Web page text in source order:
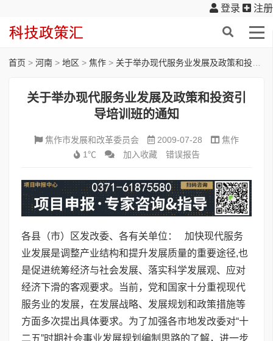
登录 注册
首页 > 河南 > 地区 > 焦作 > 关于举办现代服务业发展及政策和投资引导培训班的通知
关于举办现代服务业发展及政策和投资引
导培训班的通知
焦作市发展和改革委员会 2009-07-28
焦作
1℃
加入收藏 错误报告
各县（市）区发改委、各有关单位： 加快现代服务
业发展是调整产业结构和提升发展质量的重要途径,也
是促进统筹经济与社会发展、落实科学发展观、应对
经济下滑的客观要求。当前，党和国家十分重视现代
服务业的发展，在发展战略、发展规划和政策措施等
方面多次提出具体要求。为了加强各市地发改委对“十
二五”时期社会事业发展规划编制思路的了解，进一步